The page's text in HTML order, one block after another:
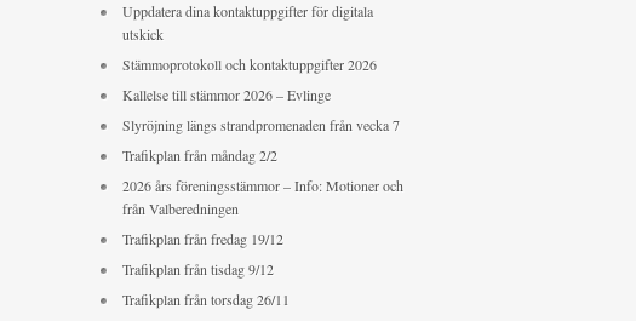
Uppdatera dina kontaktuppgifter för digitala
utskick
Stämmoprotokoll och kontaktuppgifter 2026
Kallelse till stämmor 2026 – Evlinge
Slyröjning längs strandpromenaden från vecka 7
Trafikplan från måndag 2/2
2026 års föreningsstämmor – Info: Motioner och
från Valberedningen
Trafikplan från fredag 19/12
Trafikplan från tisdag 9/12
Trafikplan från torsdag 26/11